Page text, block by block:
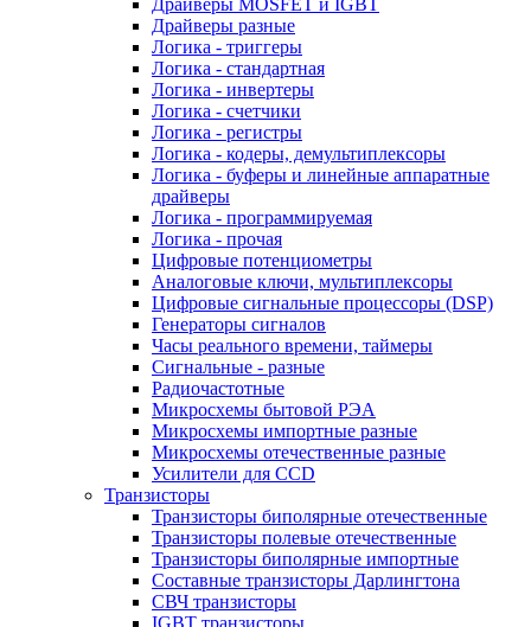
Драйверы разные
Логика - триггеры
Логика - стандартная
Логика - инвертеры
Логика - счетчики
Логика - регистры
Логика - кодеры, демультиплексоры
Логика - буферы и линейные аппаратные
драйверы
Логика - программируемая
Логика - прочая
Цифровые потенциометры
Аналоговые ключи, мультиплексоры
Цифровые сигнальные процессоры (DSP)
Генераторы сигналов
Часы реального времени, таймеры
Сигнальные - разные
Радиочастотные
Микросхемы бытовой РЭА
Микросхемы импортные разные
Микросхемы отечественные разные
Усилители для CCD
Транзисторы
Транзисторы биполярные отечественные
Транзисторы полевые отечественные
Транзисторы биполярные импортные
Составные транзисторы Дарлингтона
СВЧ транзисторы
IGBT транзисторы